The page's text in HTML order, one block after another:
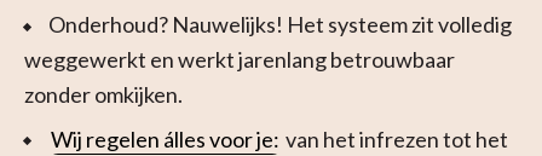
Onderhoud? Nauwelijks! Het systeem zit volledig
weggewerkt en werkt jarenlang betrouwbaar
zonder omkijken.
Wij regelen álles voor je: van het infrezen tot het